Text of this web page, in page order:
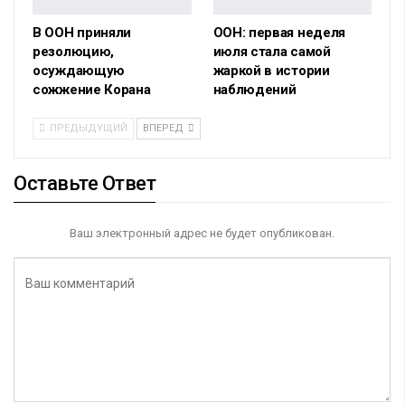
В ООН приняли
резолюцию,
осуждающую
сожжение Корана
ООН: первая неделя
июля стала самой
жаркой в истории
наблюдений
ПРЕДЫДУЩИЙ ВПЕРЕД
Оставьте Ответ
Ваш электронный адрес не будет опубликован.